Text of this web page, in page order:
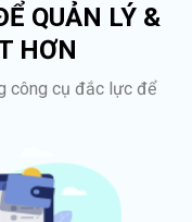
QUẢN LÝ &
HƠN
công cụ đắc lực để